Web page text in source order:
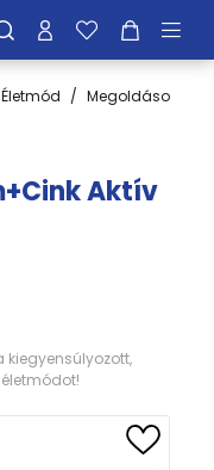
Életmód Megoldások
Aktív
kiegyensúlyozott,